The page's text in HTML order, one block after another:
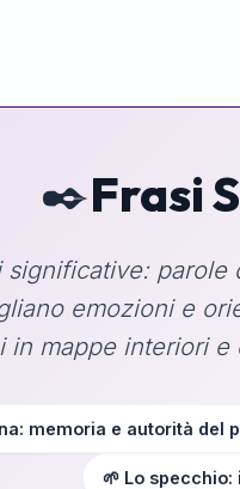
✒️Frasi
significative: parole
emozioni e
in mappe interiori
memoria e autorità del
🌱 Lo